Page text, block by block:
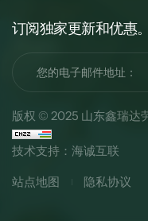
订阅独家更新和优惠。
版权 © 2025 山东鑫瑞达
技术支持：海诚互联
站点地图 隐私协议